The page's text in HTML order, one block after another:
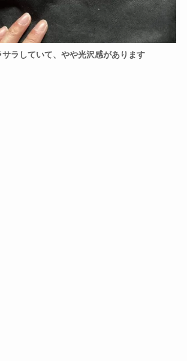
サラしていて、やや光沢感があります